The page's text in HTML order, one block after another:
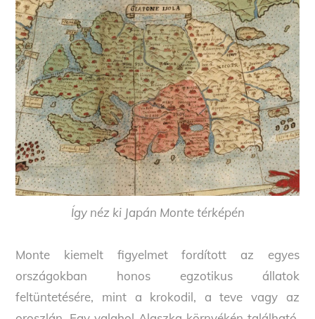
Így néz ki Japán Monte térképén
Monte kiemelt figyelmet fordított az egyes
országokban honos egzotikus állatok
feltüntetésére, mint a krokodil, a teve vagy az